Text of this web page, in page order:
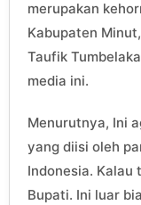
merupakan
Kabupaten
Taufik
media ini.
Menurutnya, Ini
yang diisi oleh
Indonesia. Kalau
Bupati. Ini luar